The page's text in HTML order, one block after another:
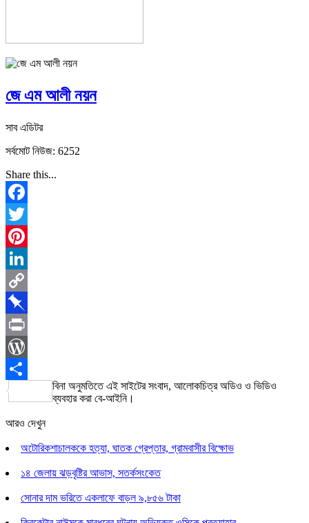
জে এম আলী নয়ন
সাব এডিটর
সর্বমোট নিউজ: 6252
Share this...
Facebook
Twitter
Pinterest
LinkedIn
Copy
Link
Pinboard
Print
WordPress
Share
বিনা অনুমতিতে এই সাইটের সংবাদ, আলোকচিত্র অডিও ও ভিডিও
ব্যবহার করা বে-আইনি।
আরও দেখুন
অটোরিকশাচালককে হত্যা, ঘাতক গ্রেপ্তার, গ্রামবাসীর বিক্ষোভ
১৪ জেলায় ঝড়বৃষ্টির আভাস, সতর্কসংকেত
সোনার দাম ভরিতে একলাফে বাড়ল ৯,৮৫৬ টাকা